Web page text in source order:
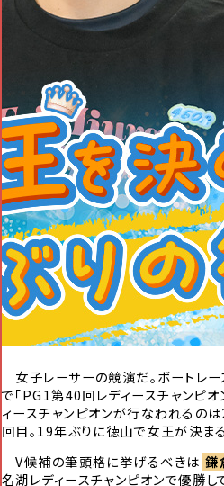
2026.08.06
ムービー特集にオープニングセレモニー ドリ
2026.07.28
ムービー特集に
2026.07.27
レース情報にレース展望を追加しました。
2026.07.17
インフォメーションにイベント情報を追加しました
2026.07.15
レース情報にパンフレットPDFを追加しました。
2026.07.15
レース情報にピックアップレーサー記者コラムを
2026.07.06
ボートレース徳山 プレミアムG1第40回レディー
ました。
女子レーサーの競演だ。ボートレ
で「PG1第40回レディースチャンピ
ィースチャンピオンが行なわれるの
回目。19年ぶりに徳山で女王が決まる
V候補の筆頭格に挙げるべきは 鎌
名湖レディースチャンピオンで優勝